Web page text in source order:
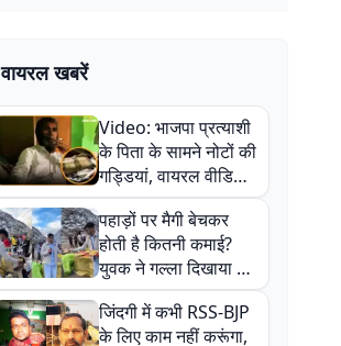
वायरल खबरें
Video: भाजपा प्रत्याशी
के पिता के सामने नोटों की
गड्डियां, वायरल वीडियो
से राजनीति में उबाल,
अजित महतो बोले- TMC
की गंदी चाल
पहाड़ों पर मैगी बेचकर
होती है कितनी कमाई?
युवक ने गल्ला दिखाया तो
नौकरी वालों के खड़े हो गए
कान
जिंदगी में कभी RSS-BJP
के लिए काम नहीं करूंगा,